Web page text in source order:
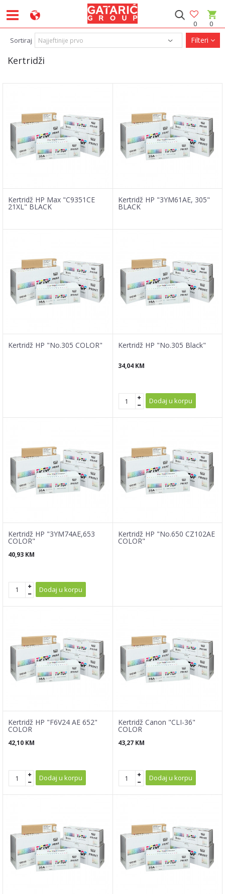
0
0
Kertridži
Sortiraj Filteri
Kertridž HP Max "C9351CE
21XL" BLACK
Kertridž HP "3YM61AE, 305"
BLACK
Kertridž HP "No.305 COLOR" Kertridž HP "No.305 Black"
34,04 KM
Dodaj u korpu
Kertridž HP "3YM74AE,653
COLOR"
40,93 KM
Dodaj u korpu
Kertridž HP "No.650 CZ102AE
COLOR"
Kertridž HP "F6V24 AE 652"
COLOR
42,10 KM
Dodaj u korpu
Kertridž Canon "CLI-36"
COLOR
43,27 KM
Dodaj u korpu